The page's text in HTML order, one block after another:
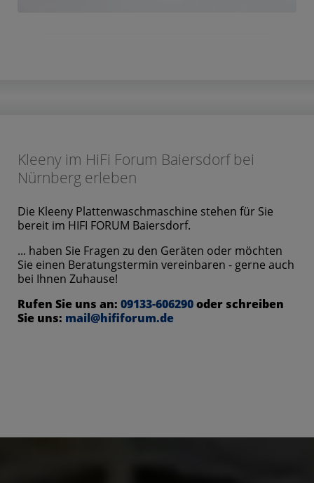
Kleeny im HiFi Forum Baiersdorf bei
Nürnberg erleben
Die Kleeny Plattenwaschmaschine stehen für Sie
bereit im HIFI FORUM Baiersdorf.
... haben Sie Fragen zu den Geräten oder möchten
Sie einen Beratungstermin vereinbaren - gerne auch
bei Ihnen Zuhause!
Rufen Sie uns an: 09133-606290oder schreiben
Sie uns: mail@hififorum.de